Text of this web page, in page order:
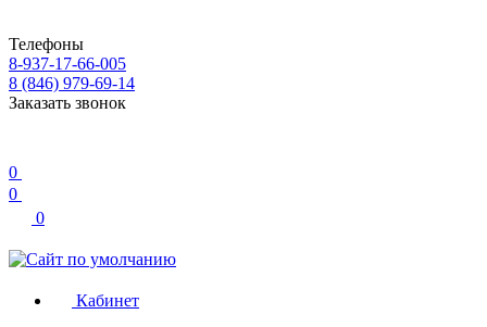
Телефоны
8-937-17-66-005
8 (846) 979-69-14
Заказать звонок
0
0
0
Кабинет